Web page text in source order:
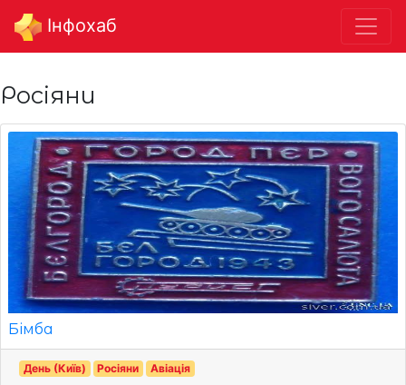
Інфохаб
Росіяни
Бімба
День (Київ) Росіяни Авіація